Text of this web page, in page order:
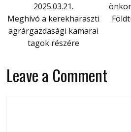
2025.03.21.
Meghívó a kerekharaszti
agrárgazdasági kamarai
tagok részére
Leave a Comment